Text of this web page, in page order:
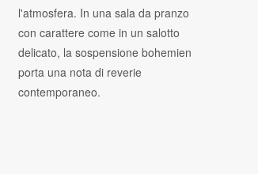
l'atmosfera. In una sala da pranzo
con carattere come in un salotto
delicato, la sospensione bohemien
porta una nota di reverie
contemporaneo.